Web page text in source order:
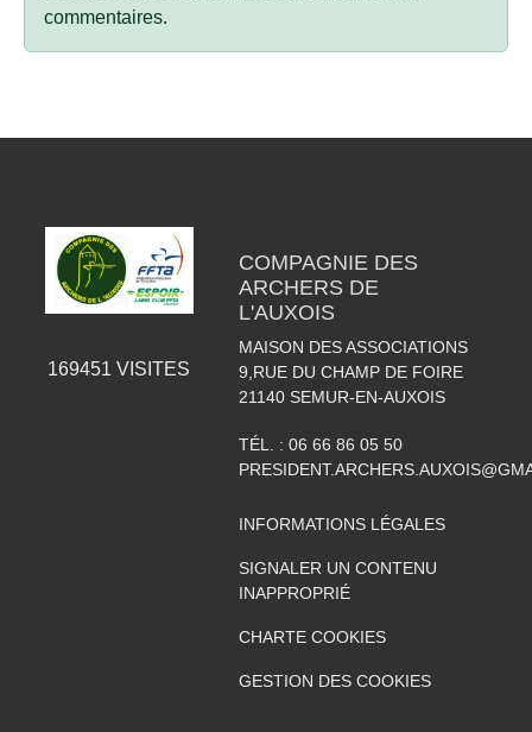
commentaires.
169451 VISITES
COMPAGNIE DES
ARCHERS DE
L'AUXOIS
MAISON DES ASSOCIATIONS
9,RUE DU CHAMP DE FOIRE
21140 SEMUR-EN-AUXOIS
TÉL. : 06 66 86 05 50
INFORMATIONS LÉGALES
SIGNALER UN CONTENU
INAPPROPRIÉ
CHARTE COOKIES
GESTION DES COOKIES